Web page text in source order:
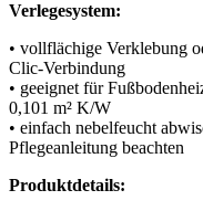
Verlegesystem:
• vollflächige Verklebung
Clic-Verbindung
• geeignet für
0,101 m² K/W
• einfach nebelfeucht
Pflegeanleitung beachten
Produktdetails: